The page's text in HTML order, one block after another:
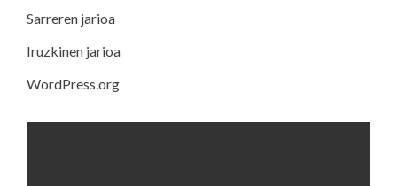
Sarreren jarioa
Iruzkinen jarioa
WordPress.org